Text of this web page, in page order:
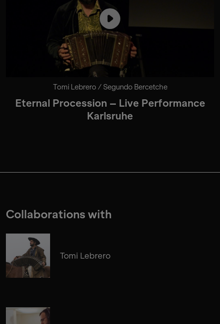
Tomi Lebrero / Segundo Bercetche
Eternal Procession – Live Performance
Karlsruhe
Collaborations with
Tomi Lebrero